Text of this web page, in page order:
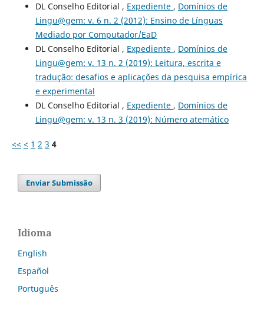
DL Conselho Editorial , Expediente , Domínios de
Lingu@gem: v. 6 n. 2 (2012): Ensino de Línguas
Mediado por Computador/EaD
DL Conselho Editorial , Expediente , Domínios de
Lingu@gem: v. 13 n. 2 (2019): Leitura, escrita e
tradução: desafios e aplicações da pesquisa empírica
e experimental
DL Conselho Editorial , Expediente , Domínios de
Lingu@gem: v. 13 n. 3 (2019): Número atemático
<< < 1 2 3 4
Enviar Submissão
Idioma
English
Español
Português